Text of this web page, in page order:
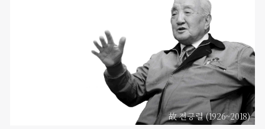
故 전긍렬 (1926~2018)